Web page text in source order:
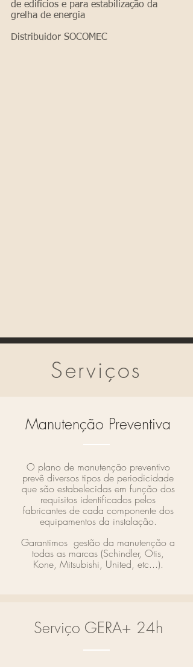
de edifícios e para estabilização da
grelha de energia
Distribuidor SOCOMEC
Serviços
Manutenção Preventiva
O plano de manutenção preventivo
prevê diversos tipos de periodicidade
que são estabelecidas em função dos
requisitos identificados pelos
fabricantes de cada componente dos
equipamentos da instalação.
Garantimos gestão da manutenção a
todas as marcas (Schindler, Otis,
Kone, Mitsubishi, United, etc...).
Serviço GERA+ 24h